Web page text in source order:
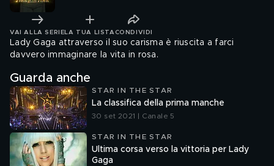
VAI ALLA SERIE LA TUA LISTA CONDIVIDI
Lady Gaga attraverso il suo carisma è riuscita a farci
davvero immaginare la vita in rosa.
Guarda anche
STAR IN THE STAR
La classifica della prima manche
30 set 2021 | Canale 5
STAR IN THE STAR
Ultima corsa verso la vittoria per Lady
Gaga